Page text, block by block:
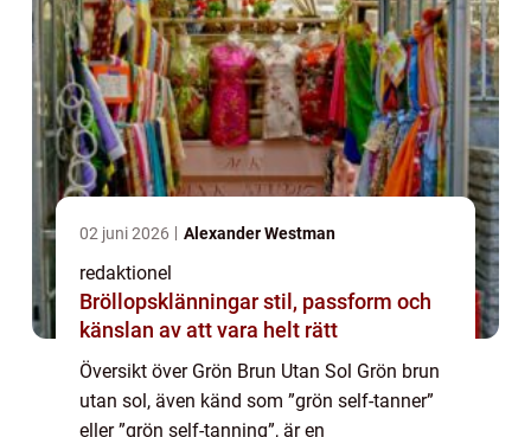
02 juni 2026 Alexander Westman
redaktionel
Bröllopsklänningar stil, passform och
känslan av att vara helt rätt
Översikt över Grön Brun Utan Sol Grön brun
utan sol, även känd som ”grön self-tanner”
eller ”grön self-tanning”, är en